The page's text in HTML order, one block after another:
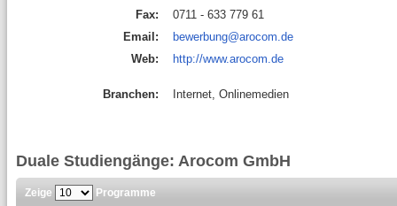
Fax:
0711 - 633 779 61
Email:
bewerbung@arocom.de
Web:
http://www.arocom.de
Branchen: Internet, Onlinemedien
Duale Studiengänge: Arocom GmbH
Zeige Programme